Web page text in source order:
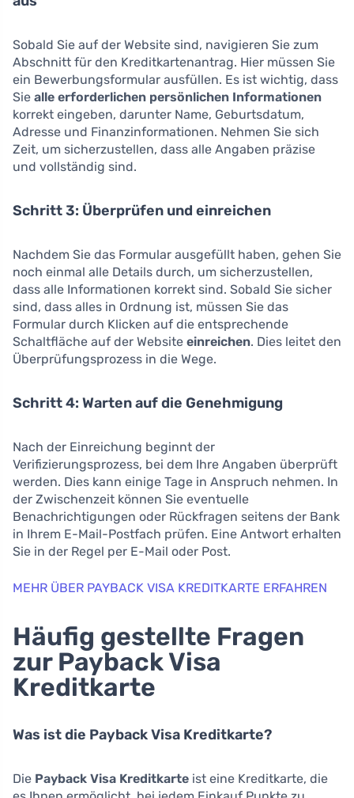
Sobald Sie auf der Website sind, navigieren Sie zum
Abschnitt für den Kreditkartenantrag. Hier müssen Sie
ein Bewerbungsformular ausfüllen. Es ist wichtig, dass
Sie alle erforderlichen persönlichen Informationen
korrekt eingeben, darunter Name, Geburtsdatum,
Adresse und Finanzinformationen. Nehmen Sie sich
Zeit, um sicherzustellen, dass alle Angaben präzise
und vollständig sind.
Schritt 3: Überprüfen und einreichen
Nachdem Sie das Formular ausgefüllt haben, gehen Sie
noch einmal alle Details durch, um sicherzustellen,
dass alle Informationen korrekt sind. Sobald Sie sicher
sind, dass alles in Ordnung ist, müssen Sie das
Formular durch Klicken auf die entsprechende
Schaltfläche auf der Website einreichen. Dies leitet den
Überprüfungsprozess in die Wege.
Schritt 4: Warten auf die Genehmigung
Nach der Einreichung beginnt der
Verifizierungsprozess, bei dem Ihre Angaben überprüft
werden. Dies kann einige Tage in Anspruch nehmen. In
der Zwischenzeit können Sie eventuelle
Benachrichtigungen oder Rückfragen seitens der Bank
in Ihrem E-Mail-Postfach prüfen. Eine Antwort erhalten
Sie in der Regel per E-Mail oder Post.
MEHR ÜBER PAYBACK VISA KREDITKARTE ERFAHREN
Häufig gestellte Fragen
zur Payback Visa
Kreditkarte
Was ist die Payback Visa Kreditkarte?
Die Payback Visa Kreditkarte ist eine Kreditkarte, die